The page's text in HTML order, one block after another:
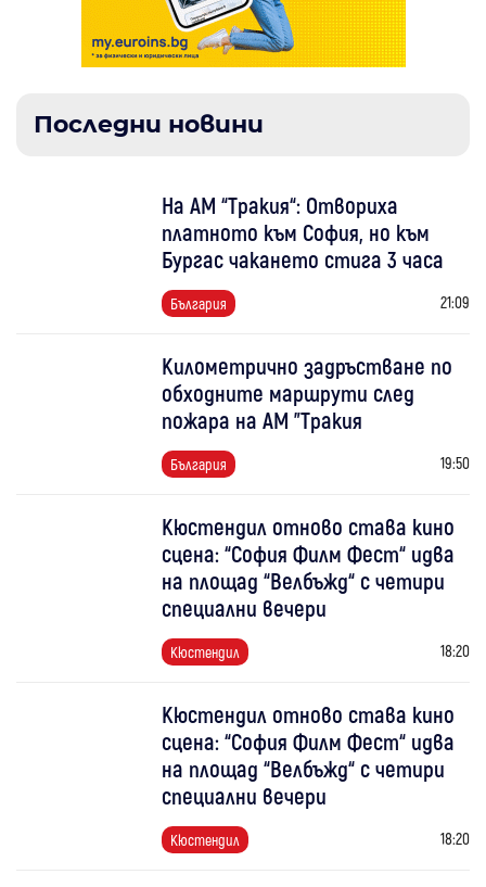
Последни новини
На АМ “Тракия“: Отвориха
платното към София, но към
Бургас чакането стига 3 часа
България 21:09
Километрично задръстване по
обходните маршрути след
пожара на АМ "Тракия
България 19:50
Кюстендил отново става кино
сцена: “София Филм Фест“ идва
на площад “Велбъжд“ с четири
специални вечери
Кюстендил 18:20
Кюстендил отново става кино
сцена: “София Филм Фест“ идва
на площад “Велбъжд“ с четири
специални вечери
Кюстендил 18:20